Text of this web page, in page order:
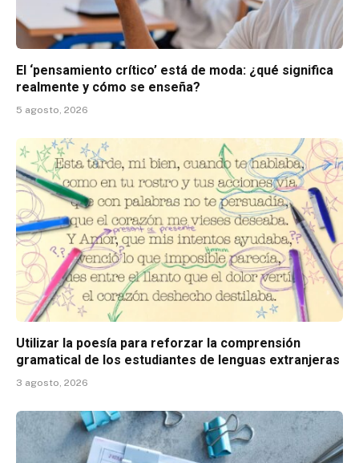
El ‘pensamiento crítico’ está de moda: ¿qué significa
realmente y cómo se enseña?
5 agosto, 2026
Utilizar la poesía para reforzar la comprensión
gramatical de los estudiantes de lenguas extranjeras
3 agosto, 2026